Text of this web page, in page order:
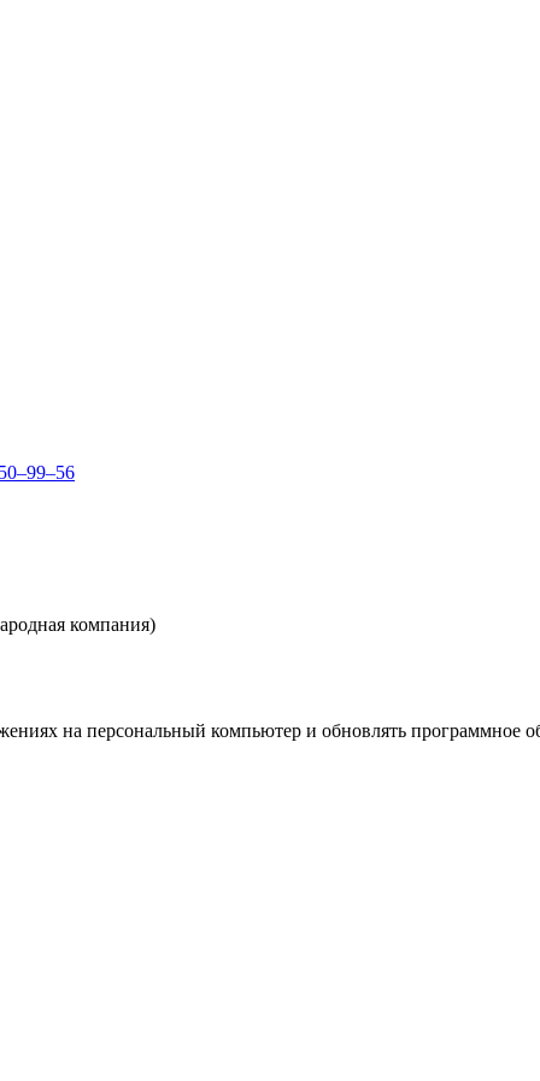
компания)
на персональный компьютер и обновлять программное